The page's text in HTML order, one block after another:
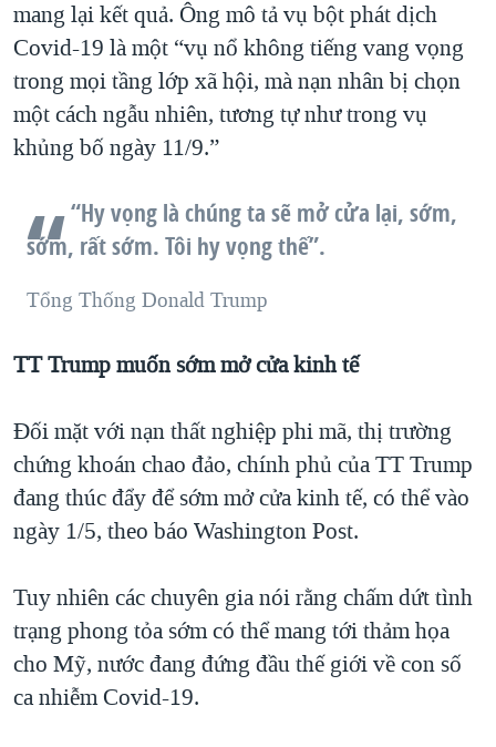
mang lại kết quả. Ông mô tả vụ bột phát dịch
Covid-19 là một “vụ nổ không tiếng vang vọng
trong mọi tầng lớp xã hội, mà nạn nhân bị chọn
một cách ngẫu nhiên, tương tự như trong vụ
khủng bố ngày 11/9.”
“Hy vọng là chúng ta sẽ mở cửa lại, sớm,
sớm, rất sớm. Tôi hy vọng thế”.
Tổng Thống Donald Trump
TT Trump muốn sớm mở cửa kinh tế
Đối mặt với nạn thất nghiệp phi mã, thị trường
chứng khoán chao đảo, chính phủ của TT Trump
đang thúc đẩy để sớm mở cửa kinh tế, có thể vào
ngày 1/5, theo báo Washington Post.
Tuy nhiên các chuyên gia nói rằng chấm dứt tình
trạng phong tỏa sớm có thể mang tới thảm họa
cho Mỹ, nước đang đứng đầu thế giới về con số
ca nhiễm Covid-19.